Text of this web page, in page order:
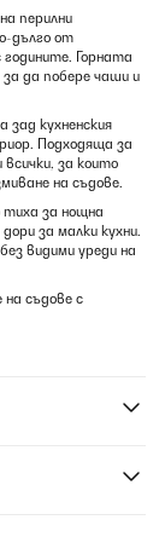
перилни
дълго от
Горната
за да побере чаши и
зад кухненския
Подходяща за
за които
на съдове.
за нощна
за малки кухни.
видими уреди на
на съдове с